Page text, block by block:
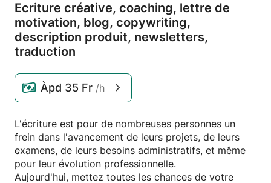
Ecriture créative, coaching, lettre de
motivation, blog, copywriting,
description produit, newsletters,
traduction
Àpd 35 Fr /h
L'écriture est pour de nombreuses personnes un
frein dans l'avancement de leurs projets, de leurs
examens, de leurs besoins administratifs, et même
pour leur évolution professionnelle.
Aujourd'hui, mettez toutes les chances de votre